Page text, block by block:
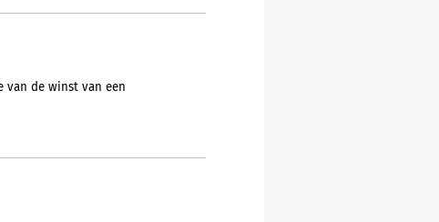
van de winst van een